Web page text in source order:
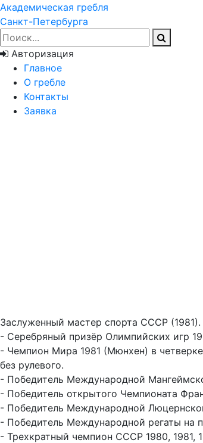
Академическая гребля
Санкт-Петербурга
Авторизация
Главное
О гребле
Контакты
Заявка
Заслуженный мастер спорта СССР (1981).
- Серебряный призёр Олимпийских игр
- Чемпион Мира 1981 (Мюнхен) в
без рулевого.
- Победитель Международной
- Победитель открытого Чемпионата
- Победитель Международной
- Победитель Международной регаты на
- Трехкратный чемпион СССР 1980, 1981,